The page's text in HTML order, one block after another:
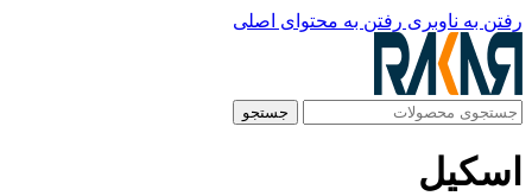
رفتن به ناوبری رفتن به محتوای اصلی
جستجو
اسکیل